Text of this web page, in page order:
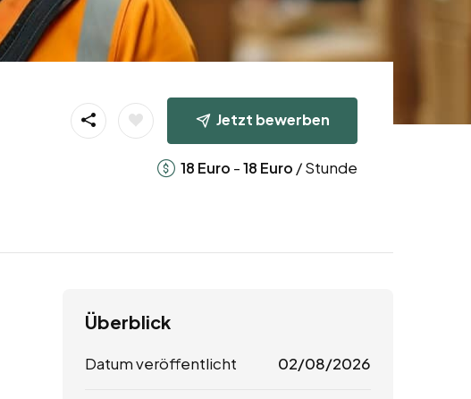
Jetzt bewerben
18 Euro -18 Euro / Stunde
Überblick
Datum veröffentlicht 02/08/2026